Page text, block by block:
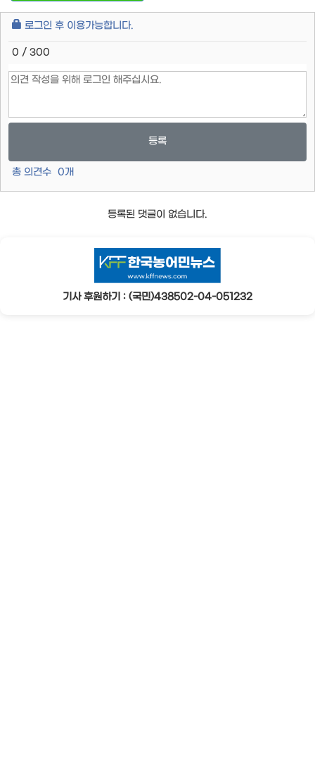
로그인 후 이용가능합니다.
0 / 300
등록
총 의견수 0개
등록된 댓글이 없습니다.
기사 후원하기 : (국민)438502-04-051232